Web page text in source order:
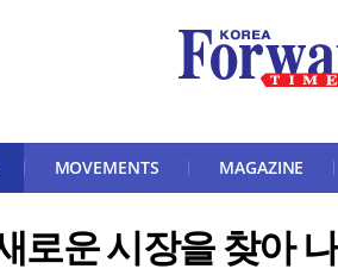
MOVEMENTS MAGAZINE
로운 시장을 찾아